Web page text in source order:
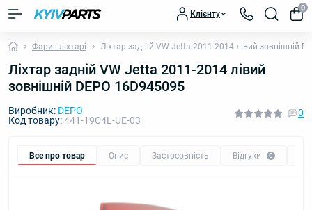
Клієнту
0
Фари і ліхтарі Ліхтар задній VW Jetta 2011-2014 лівий зовнішній
Ліхтар задній VW Jetta 2011-2014 лівий
зовнішній DEPO 16D945095
Виробник: DEPO
Код товару:441-19C4L-UE-03
0
Все про товар Опис Застосовність Відгуки 0